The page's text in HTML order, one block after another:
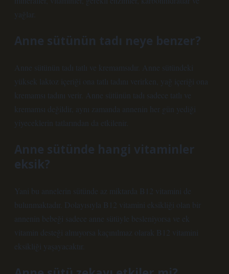
yağlar.
Anne sütünün tadı neye benzer?
Anne sütünün tadı tatlı ve kremamsıdır. Anne sütündeki
yüksek laktoz içeriği ona tatlı tadını verirken, yağ içeriği ona
kremamsı tadını verir. Anne sütünün tadı sadece tatlı ve
kremamsı değildir, aynı zamanda annenin her gün yediği
yiyeceklerin tatlarından da etkilenir.
Anne sütünde hangi vitaminler
eksik?
Yani bu annelerin sütünde az miktarda B12 vitamini de
bulunmaktadır. Dolayısıyla B12 vitamini eksikliği olan bir
annenin bebeği sadece anne sütüyle besleniyorsa ve ek
vitamin desteği almıyorsa kaçınılmaz olarak B12 vitamini
eksikliği yaşayacaktır.